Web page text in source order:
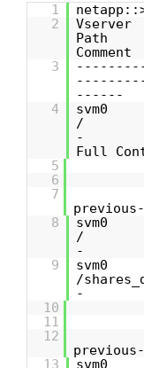
1
2
Comment
3
------
4
/
-
Full
5
6
7
8
/
-
9
/
-
10
11
12
13